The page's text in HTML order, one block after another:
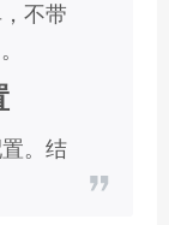
不带
。结